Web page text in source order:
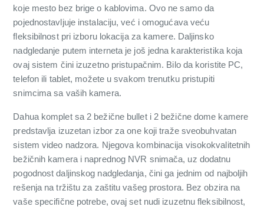
koje mesto bez brige o kablovima. Ovo ne samo da
pojednostavljuje instalaciju, već i omogućava veću
fleksibilnost pri izboru lokacija za kamere. Daljinsko
nadgledanje putem interneta je još jedna karakteristika koja
ovaj sistem čini izuzetno pristupačnim. Bilo da koristite PC,
telefon ili tablet, možete u svakom trenutku pristupiti
snimcima sa vaših kamera.
Dahua komplet sa 2 bežične bullet i 2 bežične dome kamere
predstavlja izuzetan izbor za one koji traže sveobuhvatan
sistem video nadzora. Njegova kombinacija visokokvalitetnih
bežičnih kamera i naprednog NVR snimača, uz dodatnu
pogodnost daljinskog nadgledanja, čini ga jednim od najboljih
rešenja na tržištu za zaštitu vašeg prostora. Bez obzira na
vaše specifične potrebe, ovaj set nudi izuzetnu fleksibilnost,